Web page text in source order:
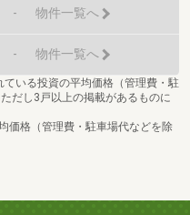
- 物件一覧へ
- 物件一覧へ
いる投資の平均価格（管理費・駐
だし3戸以上の掲載があるものに
価格（管理費・駐車場代などを除